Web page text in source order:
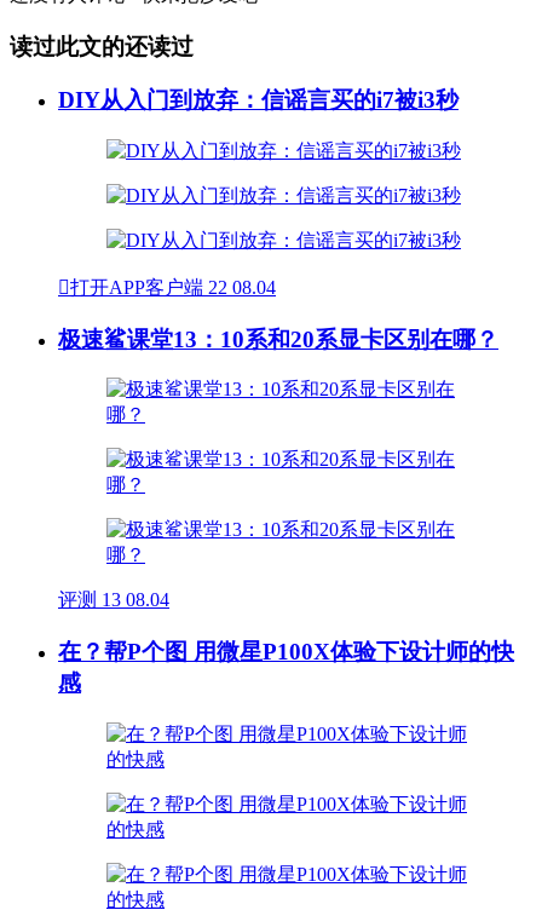
读过此文的还读过
DIY从入门到放弃：信谣言买的i7被i3秒
打开APP客户端 22 08.04
极速鲨课堂13：10系和20系显卡区别在哪？
评测 13 08.04
在？帮P个图 用微星P100X体验下设计师的快
感